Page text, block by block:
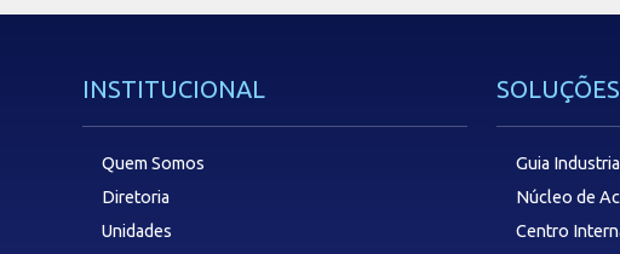
INSTITUCIONAL
Quem Somos
Diretoria
Unidades
Guia
Núcleo de
Centro